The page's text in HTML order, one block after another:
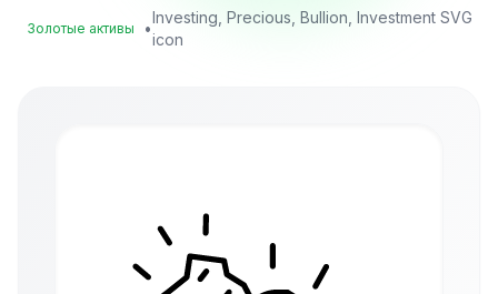
Золотые активы •
Investing, Precious, Bullion, Investment SVG
icon